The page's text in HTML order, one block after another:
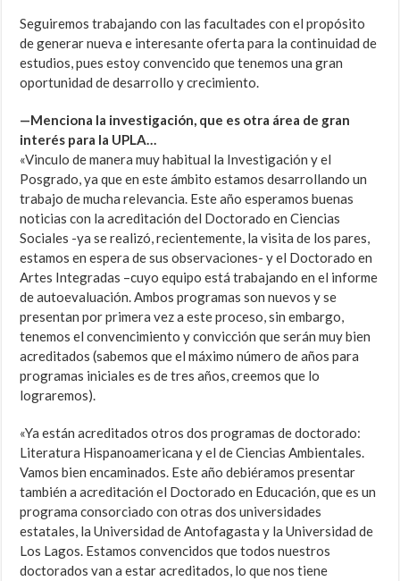
Seguiremos trabajando con las facultades con el propósito
de generar nueva e interesante oferta para la continuidad de
estudios, pues estoy convencido que tenemos una gran
oportunidad de desarrollo y crecimiento.
—Menciona la investigación, que es otra área de gran
interés para la UPLA…
«Vinculo de manera muy habitual la Investigación y el
Posgrado, ya que en este ámbito estamos desarrollando un
trabajo de mucha relevancia. Este año esperamos buenas
noticias con la acreditación del Doctorado en Ciencias
Sociales -ya se realizó, recientemente, la visita de los pares,
estamos en espera de sus observaciones- y el Doctorado en
Artes Integradas –cuyo equipo está trabajando en el informe
de autoevaluación. Ambos programas son nuevos y se
presentan por primera vez a este proceso, sin embargo,
tenemos el convencimiento y convicción que serán muy bien
acreditados (sabemos que el máximo número de años para
programas iniciales es de tres años, creemos que lo
lograremos).
«Ya están acreditados otros dos programas de doctorado:
Literatura Hispanoamericana y el de Ciencias Ambientales.
Vamos bien encaminados. Este año debiéramos presentar
también a acreditación el Doctorado en Educación, que es un
programa consorciado con otras dos universidades
estatales, la Universidad de Antofagasta y la Universidad de
Los Lagos. Estamos convencidos que todos nuestros
doctorados van a estar acreditados, lo que nos tiene